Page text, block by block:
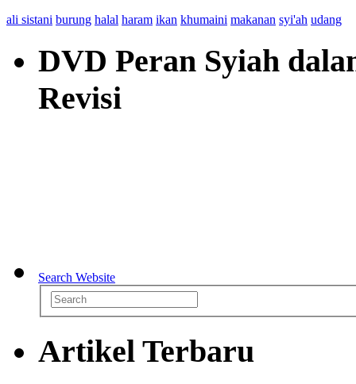
ali sistani burung halal haram ikan khumaini makanan syi'ah udang
DVD Peran Syiah
Revisi
Search Website
Artikel Terbaru